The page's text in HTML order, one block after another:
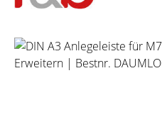
Bildergalerie überspringen